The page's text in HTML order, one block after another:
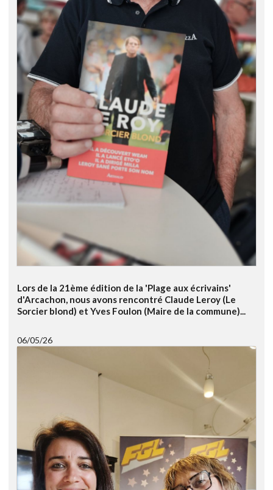
Lors de la 21ème édition de la 'Plage aux écrivains'
d'Arcachon, nous avons rencontré Claude Leroy (Le
Sorcier blond) et Yves Foulon (Maire de la commune)...
06/05/26